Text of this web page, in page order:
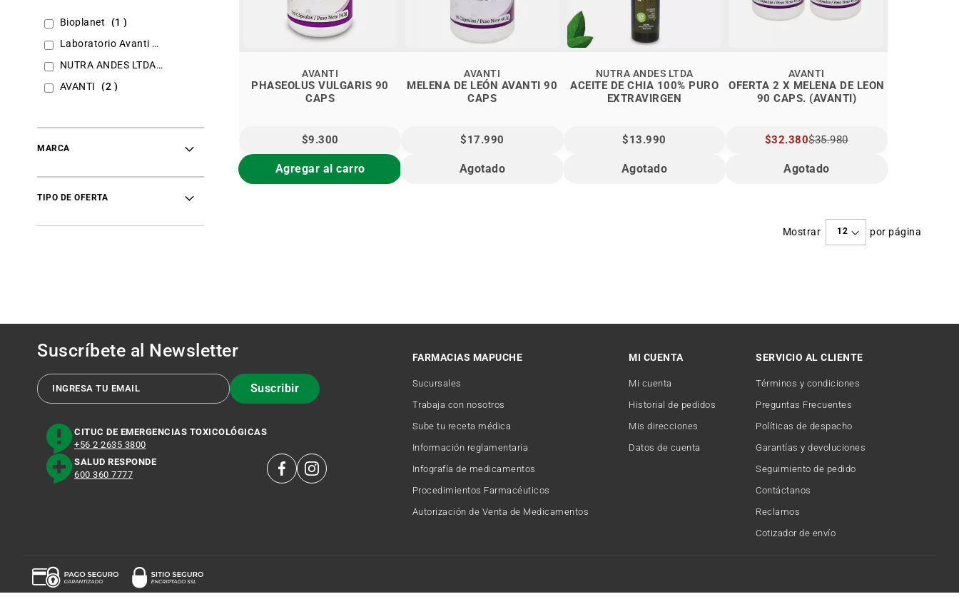
PHASEOLUS VULGARIS 90
CAPS
AVANTI
$9.300
Agregar al carro
MELENA DE LEÓN AVANTI 90
CAPS
AVANTI
$17.990
Agotado
ACEITE DE CHIA 100% PURO
EXTRAVIRGEN
NUTRA ANDES LTDA
$13.990
Agotado
OFERTA 2 X MELENA DE LEON
90 CAPS. (AVANTI)
AVANTI
PRECIO
ESPECIAL
$32.380$35.980
Agotado
Mostrar por página
Bioplanet 1 item
Laboratorio Avanti
NUTRA ANDES LTDA
AVANTI
2 items
MARCA
TIPO DE OFERTA
Suscríbete al Newsletter
Suscribir
CITUC DE EMERGENCIAS TOXICOLÓGICAS
+56 2 2635 3800
SALUD RESPONDE
600 360 7777
FARMACIAS MAPUCHE
Sucursales
Trabaja con nosotros
Sube tu receta médica
Información reglamentaria
Infografía de medicamentos
Procedimientos Farmacéuticos
Autorización de Venta de Medicamentos
MI CUENTA
Mi cuenta
Historial de pedidos
Mis direcciones
Datos de cuenta
SERVICIO AL CLIENTE
Términos y condiciones
Preguntas Frecuentes
Políticas de despacho
Garantías y devoluciones
Seguimiento de pedido
Contáctanos
Reclamos
Cotizador de envío